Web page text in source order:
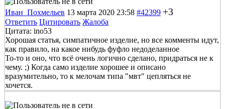
Иван_Похмельев 13 марта 2020 23:58 #42399 +3
Ответить Цитировать Жалоба
Цитата: ino53
Хорошая статья, симпатичное изделие, но все комменты идут,
как правило, на какое нибудь фуфло недоделанное
То-то и оно, что всё очень логично сделано, придраться не к
чему. ;) Когда само изделие хорошее и описано
вразумительно, то к мелочам типа "мвт" цепляться не
хочется.